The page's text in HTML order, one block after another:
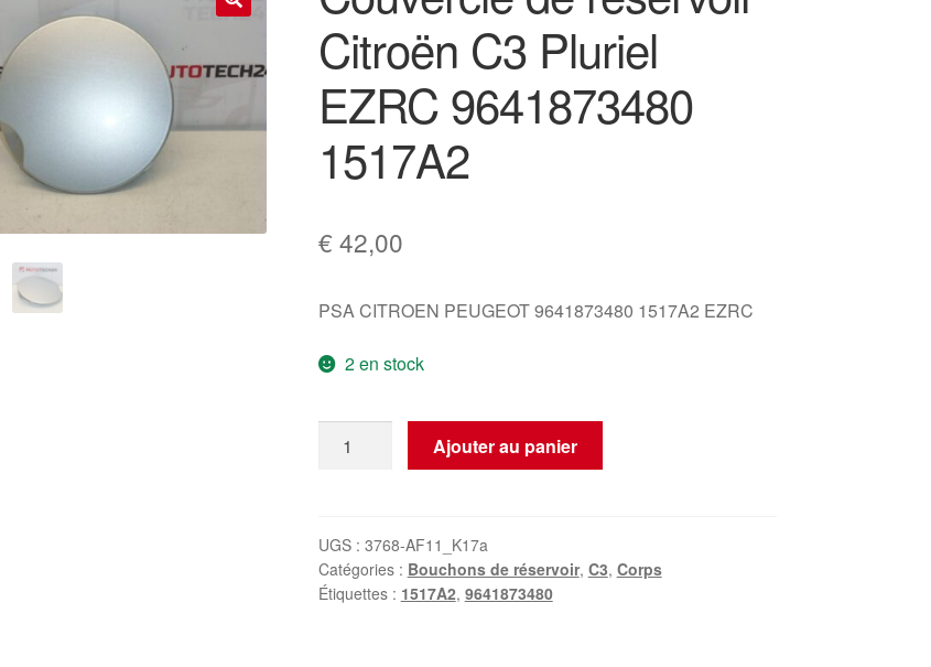
Citroën C3 Pluriel
EZRC 9641873480
1517A2
€ 42,00
PSA CITROEN PEUGEOT 9641873480 1517A2 EZRC
2 en stock
réservoir
Citroën
C3
Ajouter au panier
UGS : 3768-AF11_K17a
Catégories : Bouchons de réservoir, C3, Corps
Étiquettes : 1517A2, 9641873480